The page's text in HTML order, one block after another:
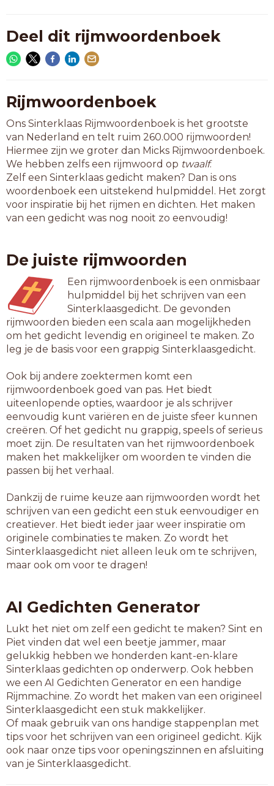
plateau
plumeau
protozo
tonneau
trumeau
tv-show
8-letterwoorden
autoshow
bungalow
cashflow
chevreau
chowchow
liveshow
overflow
peepshow
roadshow
rockshow
spelshow
talkshow
workflow
9-letterwoorden
cointreau
floorshow
freakshow
kerstshow
lasershow
luchtshow
mediashow
naaktshow
paparazzo
pornoshow
pr-bureau
slibdepot
subniveau
topniveau
vliegshow
werfdepot
zanddepot
zeeniveau
10-letterwoorden
afvaldepot
bouwbureau
clubniveau
datingshow
Deel dit rijmwoordenboek
Rijmwoordenboek
Ons Sinterklaas Rijmwoordenboek is het grootste
van Nederland en telt ruim 260.000 rijmwoorden!
Hiermee zijn we groter dan Micks Rijmwoordenboek.
We hebben zelfs een rijmwoord op twaalf.
Zelf een Sinterklaas gedicht maken? Dan is ons
woordenboek een uitstekend hulpmiddel. Het zorgt
voor inspiratie bij het rijmen en dichten. Het maken
van een gedicht was nog nooit zo eenvoudig!
De juiste rijmwoorden
Een rijmwoordenboek is een onmisbaar
hulpmiddel bij het schrijven van een
Sinterklaasgedicht. De gevonden
rijmwoorden bieden een scala aan mogelijkheden
om het gedicht levendig en origineel te maken. Zo
leg je de basis voor een grappig Sinterklaasgedicht.
Ook bij andere zoektermen komt een
rijmwoordenboek goed van pas. Het biedt
uiteenlopende opties, waardoor je als schrijver
eenvoudig kunt variëren en de juiste sfeer kunnen
creëren. Of het gedicht nu grappig, speels of serieus
moet zijn. De resultaten van het rijmwoordenboek
maken het makkelijker om woorden te vinden die
passen bij het verhaal.
Dankzij de ruime keuze aan rijmwoorden wordt het
schrijven van een gedicht een stuk eenvoudiger en
creatiever. Het biedt ieder jaar weer inspiratie om
originele combinaties te maken. Zo wordt het
Sinterklaasgedicht niet alleen leuk om te schrijven,
maar ook om voor te dragen!
AI Gedichten Generator
Lukt het niet om zelf een gedicht te maken? Sint en
Piet vinden dat wel een beetje jammer, maar
gelukkig hebben we honderden kant-en-klare
Sinterklaas gedichten op onderwerp. Ook hebben
we een AI Gedichten Generator en een handige
Rijmmachine. Zo wordt het maken van een origineel
Sinterklaasgedicht een stuk makkelijker.
Of maak gebruik van ons handige stappenplan met
tips voor het schrijven van een origineel gedicht. Kijk
ook naar onze tips voor openingszinnen en afsluiting
van je Sinterklaasgedicht.